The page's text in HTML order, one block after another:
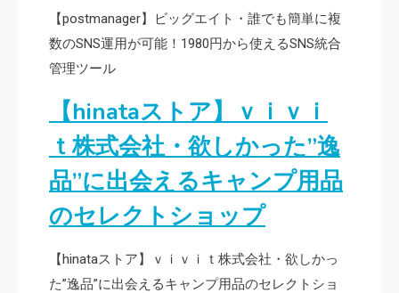
【postmanager】ビッグエイト・誰でも簡単に複
数のSNS運用が可能！1980円から使えるSNS統合
管理ツール
【hinataストア】ｖｉｖｉ
ｔ株式会社・欲しかった”逸
品”に出会えるキャンプ用品
のセレクトショップ
【hinataストア】ｖｉｖｉｔ株式会社・欲しかっ
た”逸品”に出会えるキャンプ用品のセレクトショ